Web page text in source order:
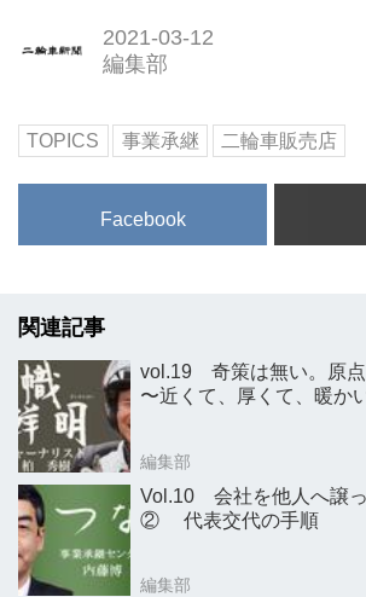
2021-03-12
編集部
TOPICS 事業承継 二輪車販売店
Facebook
関連記事
vol.19 奇策は無い。原
〜近くて、厚くて、暖か
編集部
Vol.10 会社を他人へ譲
② 代表交代の手順
編集部